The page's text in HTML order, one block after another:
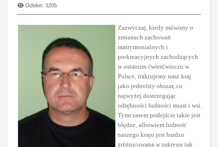
Odsłon: 3205
Zazwyczaj, kiedy mówimy o
zmianach zachowań
matrymonialnych i
prokreacyjnych zachodzących
w ostatnim ćwierćwieczu w
Polsce, traktujemy nasz kraj
jako jednolity obszar, co
najwyżej dostrzegając
odrębności ludności miast i wsi.
Tymczasem podejście takie jest
błędne, albowiem ludność
naszego kraju jest bardzo
zróżnicowana w zakresie tak